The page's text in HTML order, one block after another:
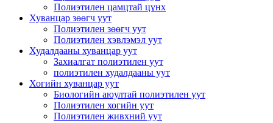
Полиэтилен цамцтай цүнх
Хуванцар зөөгч уут
Полиэтилен зөөгч уут
Полиэтилен хэвлэмэл уут
Худалдааны хуванцар уут
Захиалгат полиэтилен уут
полиэтилен худалдааны уут
Хогийн хуванцар уут
Биологийн аюултай полиэтилен уут
Полиэтилен хогийн уут
Полиэтилен живхний уут